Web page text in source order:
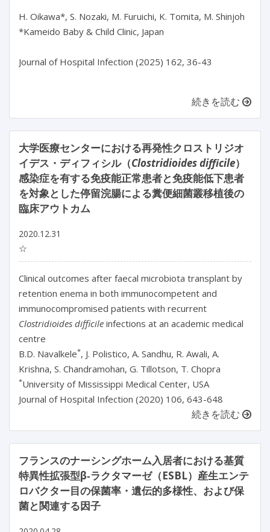
H. Oikawa*, S. Nozaki, M. Furuichi, K. Tomita, M. Shinjoh
*Kameido Baby & Child Clinic, Japan
Journal of Hospital Infection (2025) 162, 36-43
続きを読む
大学医療センターにおける再発性クロストリジオ
イデス・ディフィシル（Clostridioides difficile）
感染症を有する免疫能正常患者と免疫能低下患者
を対象とした停留浣腸による糞便細菌叢移植後の
臨床アウトカム
2020.12.31
☆
Clinical outcomes after faecal microbiota transplant by
retention enema in both immunocompetent and
immunocompromised patients with recurrent
Clostridioides difficile infections at an academic medical
centre
B.D. Navalkele*, J. Polistico, A. Sandhu, R. Awali, A.
Krishna, S. Chandramohan, G. Tillotson, T. Chopra
*University of Mississippi Medical Center, USA
Journal of Hospital Infection (2020) 106, 643-648
続きを読む
フランスのナーシングホーム入居者における基質
特異性拡張型β‐ラクタマーゼ（ESBL）産生エンテ
ロバクター目の保菌率・遺伝的多様性、および保
菌と関連する因子